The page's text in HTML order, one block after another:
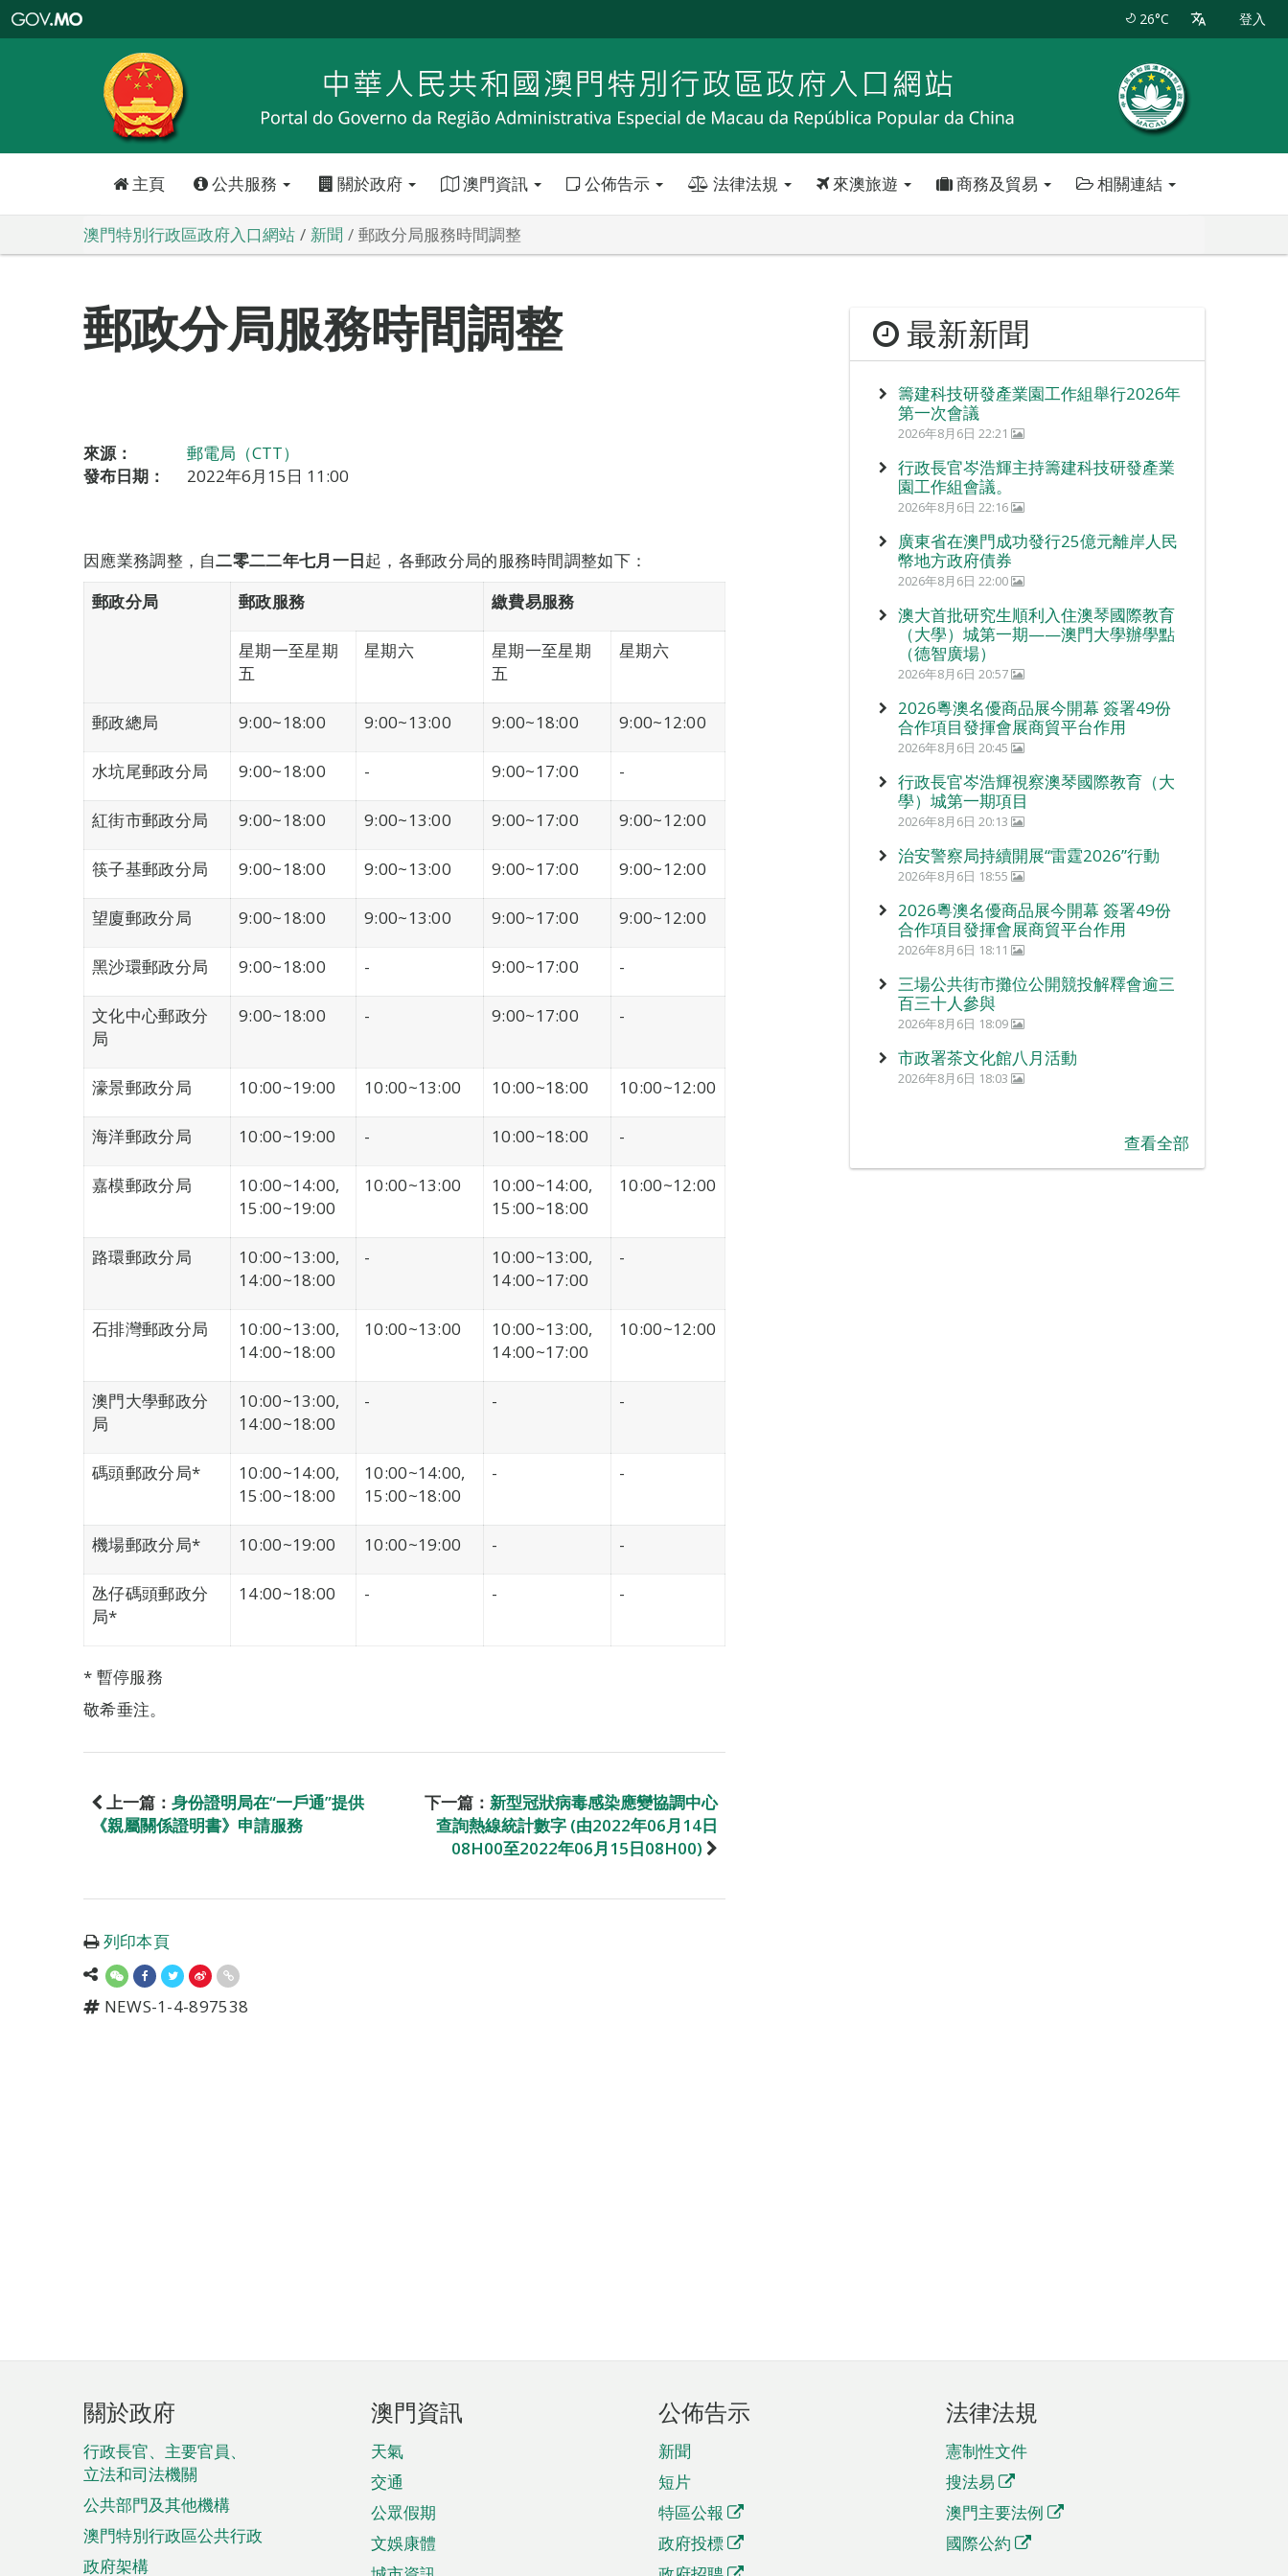
特
政
區
政
口
26°C 登入
主頁 公共服務 關於政府 澳門資訊 公佈告示 法律法規 來澳旅遊 商務及貿易 相關連結
澳門特別行政區政府入口網站 新聞 郵政分局服務時間調整
郵政分局服務時間調整
來源：
郵電局（CTT）
發布日期：
2022年6月15日 11:00
因應業務調整，自二零二二年七月一日起，各郵政分局的服務時間調整如下：
郵政分局
郵政服務 繳費易服務
星期一至星期
五
星期六
星期一至星期
五
星期六
郵政總局 9:00~18:00 9:00~13:00 9:00~18:00 9:00~12:00
水坑尾郵政分局 9:00~18:00 - 9:00~17:00 -
紅街市郵政分局 9:00~18:00 9:00~13:00 9:00~17:00 9:00~12:00
筷子基郵政分局 9:00~18:00 9:00~13:00 9:00~17:00 9:00~12:00
望廈郵政分局 9:00~18:00 9:00~13:00 9:00~17:00 9:00~12:00
黑沙環郵政分局 9:00~18:00 - 9:00~17:00 -
文化中心郵政分
局
9:00~18:00 - 9:00~17:00 -
濠景郵政分局 10:00~19:00 10:00~13:00 10:00~18:00 10:00~12:00
海洋郵政分局 10:00~19:00 - 10:00~18:00 -
嘉模郵政分局
10:00~14:00,
15:00~19:00
10:00~13:00
10:00~14:00,
15:00~18:00
10:00~12:00
路環郵政分局
10:00~13:00,
14:00~18:00
-
10:00~13:00,
14:00~17:00
-
石排灣郵政分局
10:00~13:00,
14:00~18:00
10:00~13:00
10:00~13:00,
14:00~17:00
10:00~12:00
澳門大學郵政分
局
10:00~13:00,
14:00~18:00
- - -
碼頭郵政分局*
10:00~14:00,
15:00~18:00
10:00~14:00,
15:00~18:00
- -
機場郵政分局* 10:00~19:00 10:00~19:00 - -
氹仔碼頭郵政分
局*
14:00~18:00 - - -
* 暫停服務
敬希垂注。
上一篇： 身份證明局在“一戶通”提供
《親屬關係證明書》申請服務
下一篇： 新型冠狀病毒感染應變協調中心
查詢熱線統計數字 (由2022年06月14日
08H00至2022年06月15日08H00)
列印本頁
NEWS-1-4-897538
最新新聞
籌建科技研發產業園工作組舉行2026年
第一次會議
2026年8月6日 22:21
行政長官岑浩輝主持籌建科技研發產業
園工作組會議。
2026年8月6日 22:16
廣東省在澳門成功發行25億元離岸人民
幣地方政府債券
2026年8月6日 22:00
澳大首批研究生順利入住澳琴國際教育
（大學）城第一期——澳門大學辦學點
（德智廣場）
2026年8月6日 20:57
2026粵澳名優商品展今開幕 簽署49份
合作項目發揮會展商貿平台作用
2026年8月6日 20:45
行政長官岑浩輝視察澳琴國際教育（大
學）城第一期項目
2026年8月6日 20:13
治安警察局持續開展“雷霆2026”行動
2026年8月6日 18:55
2026粵澳名優商品展今開幕 簽署49份
合作項目發揮會展商貿平台作用
2026年8月6日 18:11
三場公共街市攤位公開競投解釋會逾三
百三十人參與
2026年8月6日 18:09
市政署茶文化館八月活動
2026年8月6日 18:03
查看全部
頁
腳
菜
單
關於政府
行政長官、主要官員、
立法和司法機關
公共部門及其他機構
澳門特別行政區公共行政
政府架構
澳門資訊
天氣
交通
公眾假期
文娛康體
公佈告示
新聞
短片
特區公報
政府投標
法律法規
憲制性文件
搜法易
澳門主要法例
國際公約